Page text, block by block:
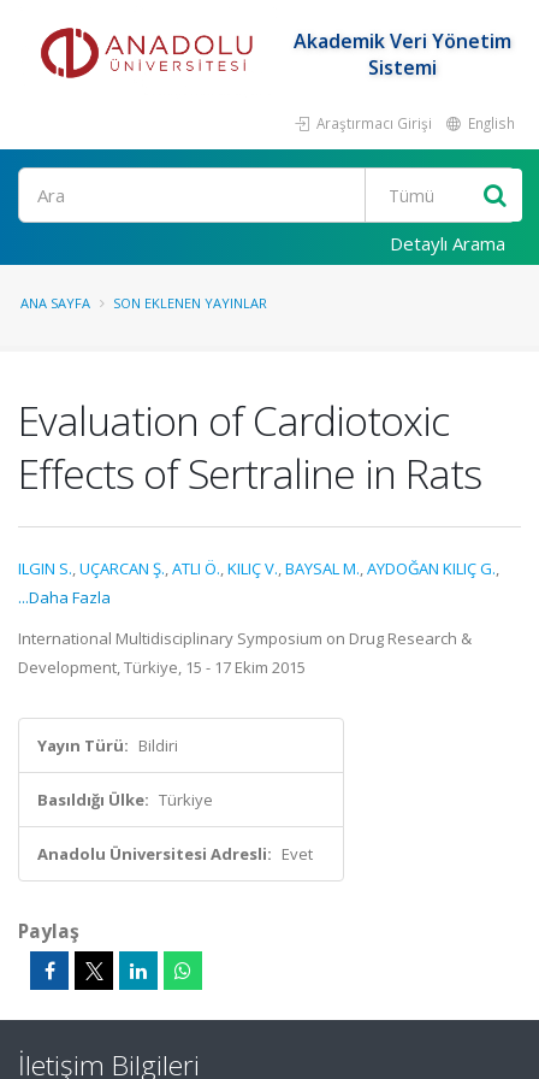
Akademik Veri Yönetim
Sistemi
Araştırmacı Girişi English
Ara
Detaylı Arama
ANA SAYFA SON EKLENEN YAYINLAR
Evaluation of Cardiotoxic
Effects of Sertraline in Rats
ILGIN S.,UÇARCAN Ş.,ATLI Ö.,KILIÇ V.,BAYSAL M.,AYDOĞAN KILIÇ G.,
...Daha Fazla
International Multidisciplinary Symposium on Drug Research &
Development, Türkiye, 15 - 17 Ekim 2015
Yayın Türü: Bildiri
Basıldığı Ülke: Türkiye
Anadolu Üniversitesi Adresli: Evet
Paylaş
İletişim Bilgileri